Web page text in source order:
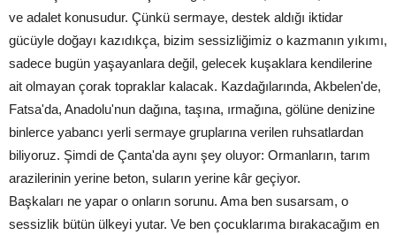
ve adalet konusudur. Çünkü sermaye, destek aldığı iktidar
gücüyle doğayı kazıdıkça, bizim sessizliğimiz o kazmanın yıkımı,
sadece bugün yaşayanlara değil, gelecek kuşaklara kendilerine
ait olmayan çorak topraklar kalacak. Kazdağılarında, Akbelen'de,
Fatsa'da, Anadolu'nun dağına, taşına, ırmağına, gölüne denizine
binlerce yabancı yerli sermaye gruplarına verilen ruhsatlardan
biliyoruz. Şimdi de Çanta'da aynı şey oluyor: Ormanların, tarım
arazilerinin yerine beton, suların yerine kâr geçiyor.
Başkaları ne yapar o onların sorunu. Ama ben susarsam, o
sessizlik bütün ülkeyi yutar. Ve ben çocuklarıma bırakacağım en